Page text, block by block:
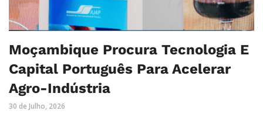
Moçambique Procura Tecnologia E
Capital Português Para Acelerar
Agro-Indústria
30 de Julho, 2026